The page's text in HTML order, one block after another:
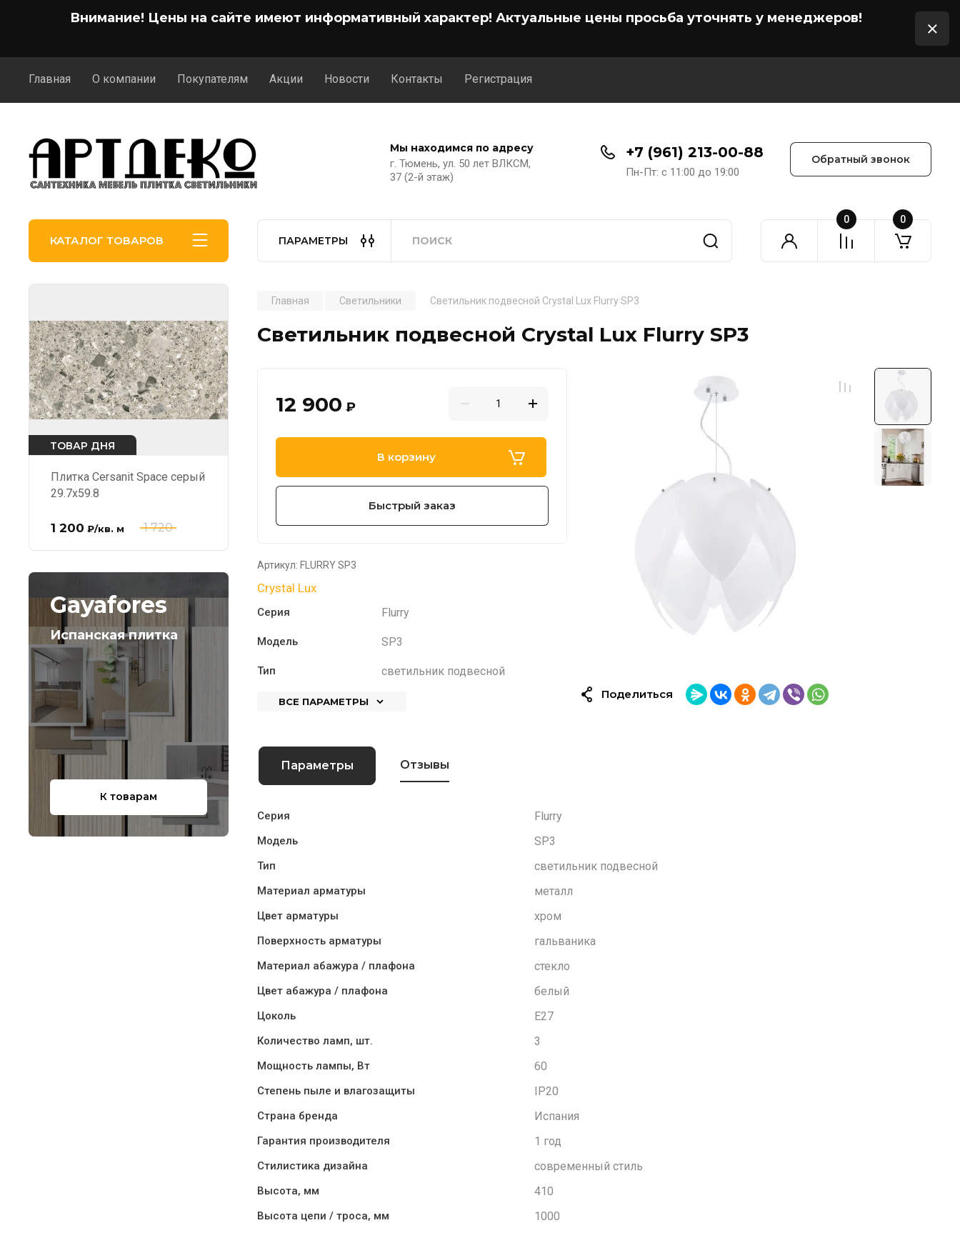
Внимание! Цены на сайте имеют информативный характер! Актуальные цены просьба уточнять у менеджеров!
Главная О компании Покупателям Акции Новости Контакты Регистрация
Мы находимся по адресу
г. Тюмень, ул. 50 лет ВЛКСМ,
37 (2-й этаж)
+7 (961) 213-00-88
Пн-Пт: с 11:00 до 19:00
Обратный звонок
КАТАЛОГ ТОВАРОВ ПАРАМЕТРЫ
0 0
ТОВАР ДНЯ
Плитка Cersanit Space серый
29.7x59.8
1 720
1 200 ₽/кв. м
Gayafores
Испанская плитка
К товарам
Главная Светильники Светильник подвесной Crystal Lux Flurry SP3
Светильник подвесной Crystal Lux Flurry SP3
12 900 ₽
В корзину
Быстрый заказ
Артикул: FLURRY SP3
Crystal Lux
Серия Flurry
Модель SP3
Тип светильник подвесной
ВСЕ ПАРАМЕТРЫ
Поделиться
Параметры Отзывы
Серия Flurry
Модель SP3
Тип светильник подвесной
Материал арматуры металл
Цвет арматуры хром
Поверхность арматуры гальваника
Материал абажура / плафона стекло
Цвет абажура / плафона белый
Цоколь E27
Количество ламп, шт. 3
Мощность лампы, Вт 60
Степень пыле и влагозащиты IP20
Страна бренда Испания
Гарантия производителя 1 год
Стилистика дизайна современный стиль
Высота, мм 410
Высота цепи / троса, мм 1000